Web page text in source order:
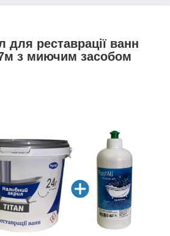
для реставрації ванн
з миючим засобом